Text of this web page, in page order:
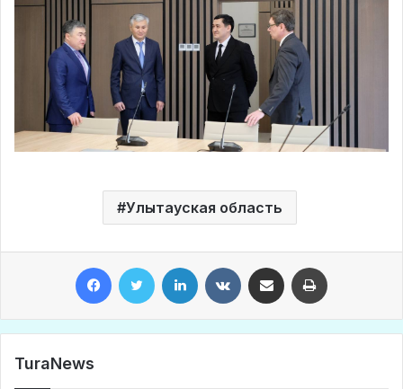
Улытауская область
TuraNews